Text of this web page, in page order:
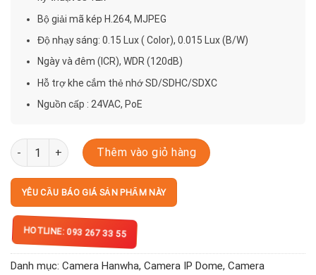
Bộ giải mã kép H.264, MJPEG
Độ nhạy sáng: 0.15 Lux ( Color), 0.015 Lux (B/W)
Ngày và đêm (ICR), WDR (120dB)
Hỗ trợ khe cắm thẻ nhớ SD/SDHC/SDXC
Nguồn cấp : 24VAC, PoE
SNP-L6233 số lượngThêm vào giỏ hàng
YÊU CẦU BÁO GIÁ SẢN PHẨM NÀY
HOTLINE: 093 267 33 55
Danh mục: Camera Hanwha, Camera IP Dome, Camera